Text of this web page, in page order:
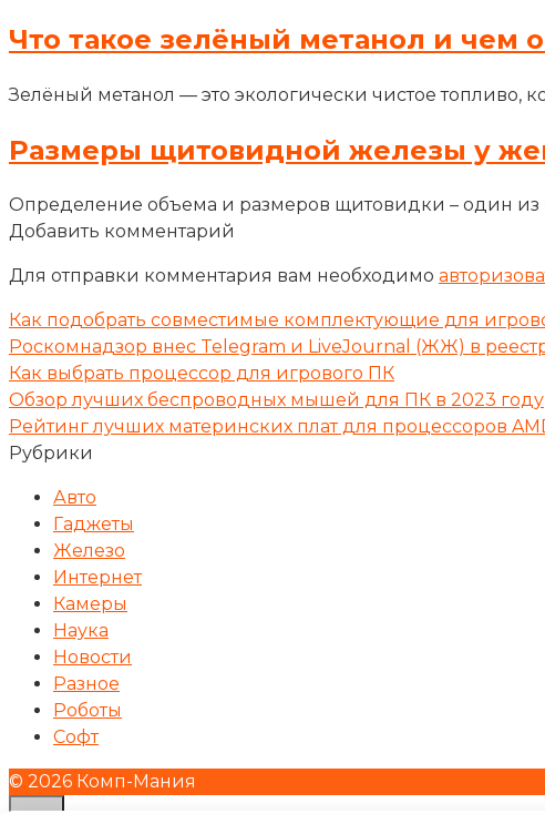
Что такое зелёный метанол и чем
Зелёный метанол — это экологически чистое топливо,
Размеры щитовидной железы у
Определение объема и размеров щитовидки – один
Добавить комментарий
Для отправки комментария вам необходимо
Как подобрать совместимые комплектующие для
Роскомнадзор внес Telegram и LiveJournal (ЖЖ) в
Как выбрать процессор для игрового ПК
Обзор лучших беспроводных мышей для ПК в 2023 году
Рейтинг лучших материнских плат для процессоров
Рубрики
Авто
Гаджеты
Железо
Интернет
Камеры
Наука
Новости
Разное
Роботы
Софт
© 2026 Комп-Мания